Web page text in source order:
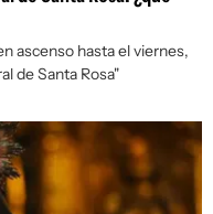
ascenso hasta el viernes,
de Santa Rosa"